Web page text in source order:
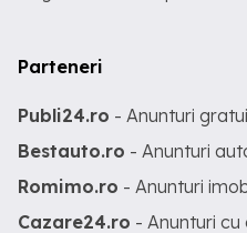
Parteneri
Publi24.ro - Anunturi
Bestauto.ro - Anunturi
Romimo.ro - Anunturi
Cazare24.ro - Anunturi